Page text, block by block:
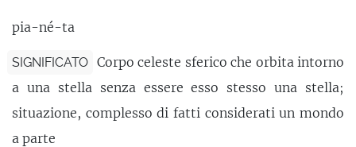
pia-né-ta
SIGNIFICATO Corpo celeste sferico che orbita intorno
a una stella senza essere esso stesso una stella;
situazione, complesso di fatti considerati un mondo
a parte